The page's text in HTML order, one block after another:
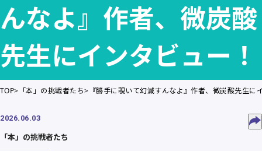
んなよ』作者、微炭酸
先生にインタビュー！
TOP 「本」の挑戦者たち 『勝手に覗いて幻滅すんなよ』作者、微炭酸先生に
2026.06.03
「本」の挑戦者たち